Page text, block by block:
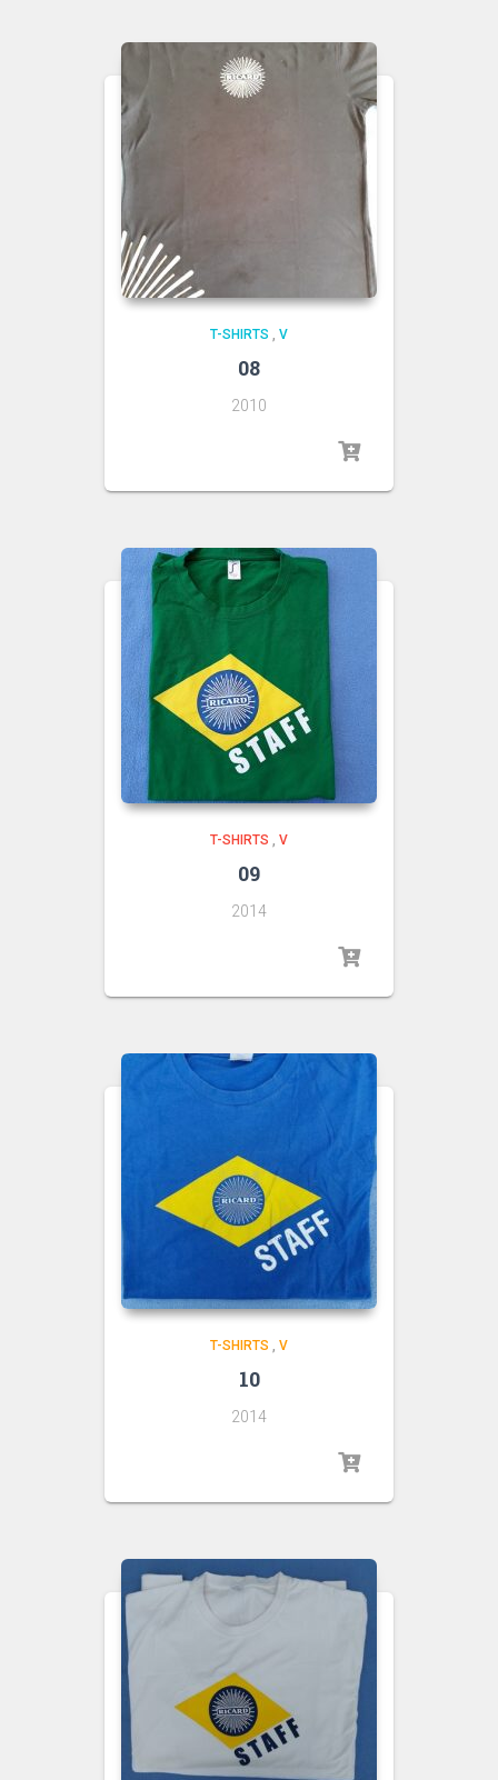
T-SHIRTS , V
08
2010
T-SHIRTS , V
09
2014
T-SHIRTS , V
10
2014